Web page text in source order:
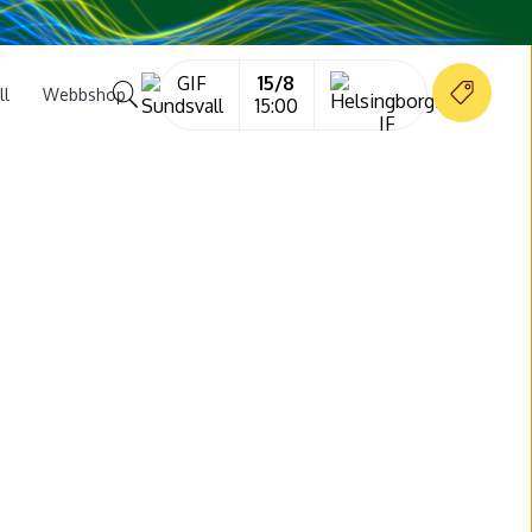
Webbshop
15/8
15:00